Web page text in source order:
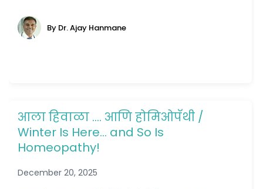
By Dr. Ajay Hanmane
आला हिवाळा …. आणि होमिओपॅथी /
Winter Is Here… and So Is
Homeopathy!
December 20, 2025